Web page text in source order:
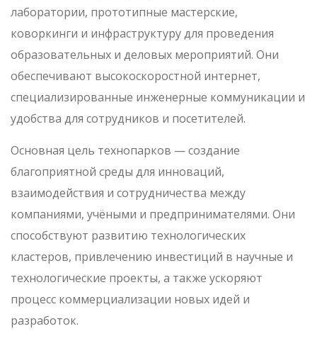
лаборатории, прототипные мастерские,
коворкинги и инфраструктуру для проведения
образовательных и деловых мероприятий. Они
обеспечивают высокоскоростной интернет,
специализированные инженерные коммуникации и
удобства для сотрудников и посетителей.
Основная цель технопарков — создание
благоприятной среды для инноваций,
взаимодействия и сотрудничества между
компаниями, учёными и предпринимателями. Они
способствуют развитию технологических
кластеров, привлечению инвестиций в научные и
технологические проекты, а также ускоряют
процесс коммерциализации новых идей и
разработок.